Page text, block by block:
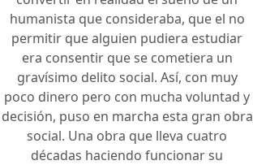
humanista que consideraba, que el no
permitir que alguien pudiera estudiar
era consentir que se cometiera un
gravísimo delito social. Así, con muy
poco dinero pero con mucha voluntad y
decisión, puso en marcha esta gran obra
social. Una obra que lleva cuatro
décadas haciendo funcionar su